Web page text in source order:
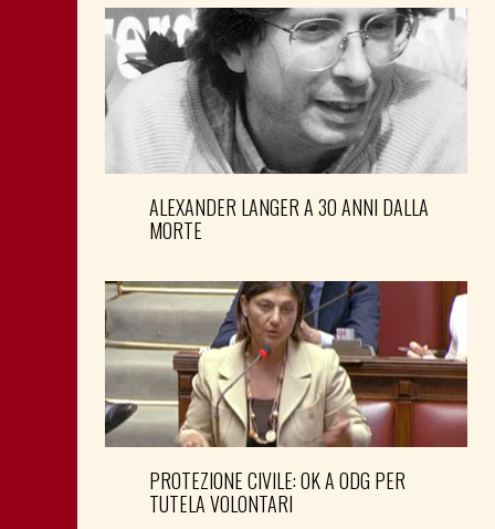
ALEXANDER LANGER A 30 ANNI DALLA
MORTE
PROTEZIONE CIVILE: OK A ODG PER
TUTELA VOLONTARI